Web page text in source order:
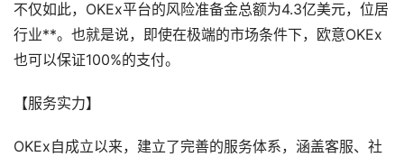
不仅如此，OKEx平台的风险准备金总额为4.3亿美元，位居
行业**。也就是说，即使在极端的市场条件下，欧意OKEx
也可以保证100%的支付。
【服务实力】
OKEx自成立以来，建立了完善的服务体系，涵盖客服、社